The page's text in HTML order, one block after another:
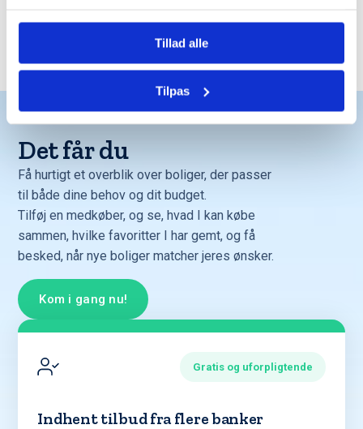
Tillad alle
Tilpas
Det får du
Få hurtigt et overblik over boliger, der passer
til både dine behov og dit budget.
Tilføj en medkøber, og se, hvad I kan købe
sammen, hvilke favoritter I har gemt, og få
besked, når nye boliger matcher jeres ønsker.
Kom i gang nu!
Gratis og uforpligtende
Indhent tilbud fra flere banker